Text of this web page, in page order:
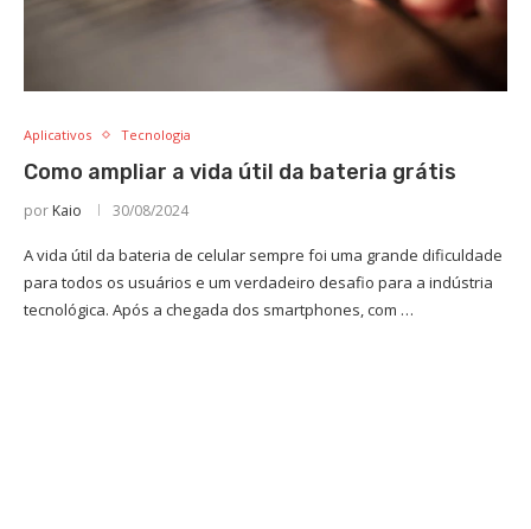
Aplicativos Tecnologia
Como ampliar a vida útil da bateria grátis
por Kaio 30/08/2024
A vida útil da bateria de celular sempre foi uma grande dificuldade
para todos os usuários e um verdadeiro desafio para a indústria
tecnológica. Após a chegada dos smartphones, com …